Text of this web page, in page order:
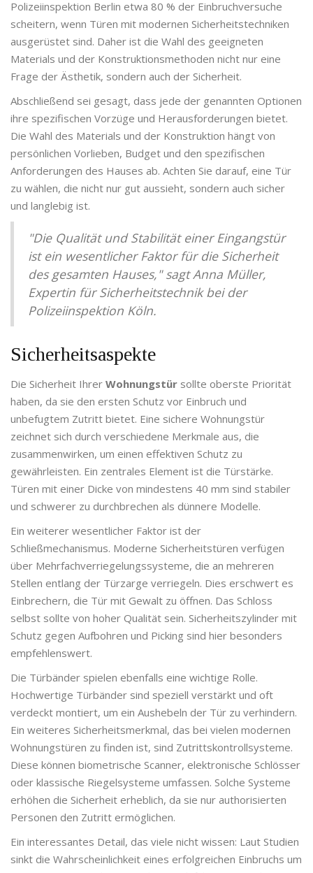
Polizeiinspektion Berlin etwa 80 % der Einbruchversuche
scheitern, wenn Türen mit modernen Sicherheitstechniken
ausgerüstet sind. Daher ist die Wahl des geeigneten
Materials und der Konstruktionsmethoden nicht nur eine
Frage der Ästhetik, sondern auch der Sicherheit.
Abschließend sei gesagt, dass jede der genannten Optionen
ihre spezifischen Vorzüge und Herausforderungen bietet.
Die Wahl des Materials und der Konstruktion hängt von
persönlichen Vorlieben, Budget und den spezifischen
Anforderungen des Hauses ab. Achten Sie darauf, eine Tür
zu wählen, die nicht nur gut aussieht, sondern auch sicher
und langlebig ist.
"Die Qualität und Stabilität einer Eingangstür
ist ein wesentlicher Faktor für die Sicherheit
des gesamten Hauses," sagt Anna Müller,
Expertin für Sicherheitstechnik bei der
Polizeiinspektion Köln.
Sicherheitsaspekte
Die Sicherheit Ihrer Wohnungstür sollte oberste Priorität
haben, da sie den ersten Schutz vor Einbruch und
unbefugtem Zutritt bietet. Eine sichere Wohnungstür
zeichnet sich durch verschiedene Merkmale aus, die
zusammenwirken, um einen effektiven Schutz zu
gewährleisten. Ein zentrales Element ist die Türstärke.
Türen mit einer Dicke von mindestens 40 mm sind stabiler
und schwerer zu durchbrechen als dünnere Modelle.
Ein weiterer wesentlicher Faktor ist der
Schließmechanismus. Moderne Sicherheitstüren verfügen
über Mehrfachverriegelungssysteme, die an mehreren
Stellen entlang der Türzarge verriegeln. Dies erschwert es
Einbrechern, die Tür mit Gewalt zu öffnen. Das Schloss
selbst sollte von hoher Qualität sein. Sicherheitszylinder mit
Schutz gegen Aufbohren und Picking sind hier besonders
empfehlenswert.
Die Türbänder spielen ebenfalls eine wichtige Rolle.
Hochwertige Türbänder sind speziell verstärkt und oft
verdeckt montiert, um ein Aushebeln der Tür zu verhindern.
Ein weiteres Sicherheitsmerkmal, das bei vielen modernen
Wohnungstüren zu finden ist, sind Zutrittskontrollsysteme.
Diese können biometrische Scanner, elektronische Schlösser
oder klassische Riegelsysteme umfassen. Solche Systeme
erhöhen die Sicherheit erheblich, da sie nur authorisierten
Personen den Zutritt ermöglichen.
Ein interessantes Detail, das viele nicht wissen: Laut Studien
sinkt die Wahrscheinlichkeit eines erfolgreichen Einbruchs um